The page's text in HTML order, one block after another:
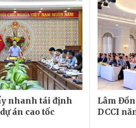
nhanh tái định
án cao tốc
Lâm
DCCI